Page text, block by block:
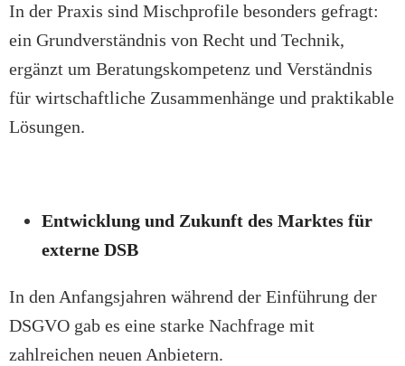
In der Praxis sind Mischprofile besonders gefragt:
ein Grundverständnis von Recht und Technik,
ergänzt um Beratungskompetenz und Verständnis
für wirtschaftliche Zusammenhänge und praktikable
Lösungen.
Entwicklung und Zukunft des Marktes für
externe DSB
In den Anfangsjahren während der Einführung der
DSGVO gab es eine starke Nachfrage mit
zahlreichen neuen Anbietern.